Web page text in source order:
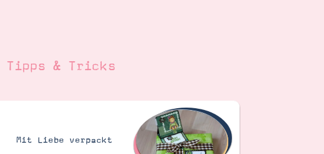
Tipps & Tricks
Mit Liebe verpackt